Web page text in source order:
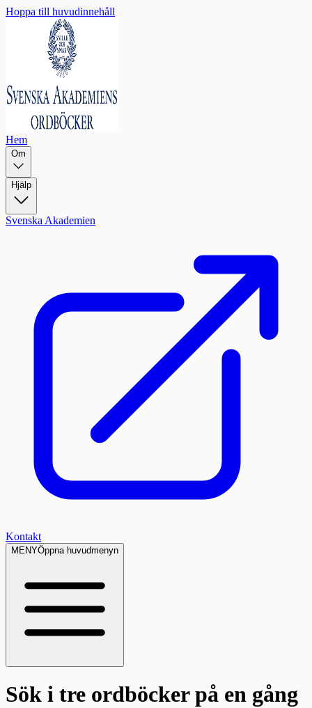
Hoppa till huvudinnehåll
Hem
Om
Hjälp
Svenska Akademien
Kontakt
MENYÖppna huvudmenyn
Sök i tre ordböckerpå en gång